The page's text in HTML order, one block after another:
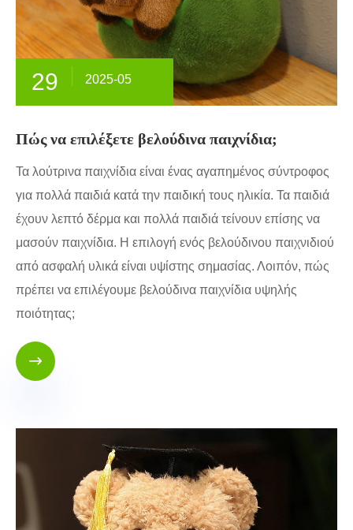
29 2025-05
Πώς να επιλέξετε βελούδινα παιχνίδια;
Τα λούτρινα παιχνίδια είναι ένας αγαπημένος σύντροφος
για πολλά παιδιά κατά την παιδική τους ηλικία. Τα παιδιά
έχουν λεπτό δέρμα και πολλά παιδιά τείνουν επίσης να
μασούν παιχνίδια. Η επιλογή ενός βελούδινου παιχνιδιού
από ασφαλή υλικά είναι υψίστης σημασίας. Λοιπόν, πώς
πρέπει να επιλέγουμε βελούδινα παιχνίδια υψηλής
ποιότητας;
